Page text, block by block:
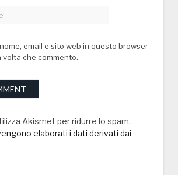
email e sito web in questo browser
volta che commento.
Akismet per ridurre lo spam.
elaborati i dati derivati dai